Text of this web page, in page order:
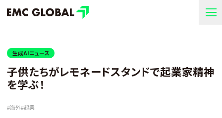
生成AIニュース
子供たちがレモネードスタンドで起業家精神
を学ぶ！
#海外#起業